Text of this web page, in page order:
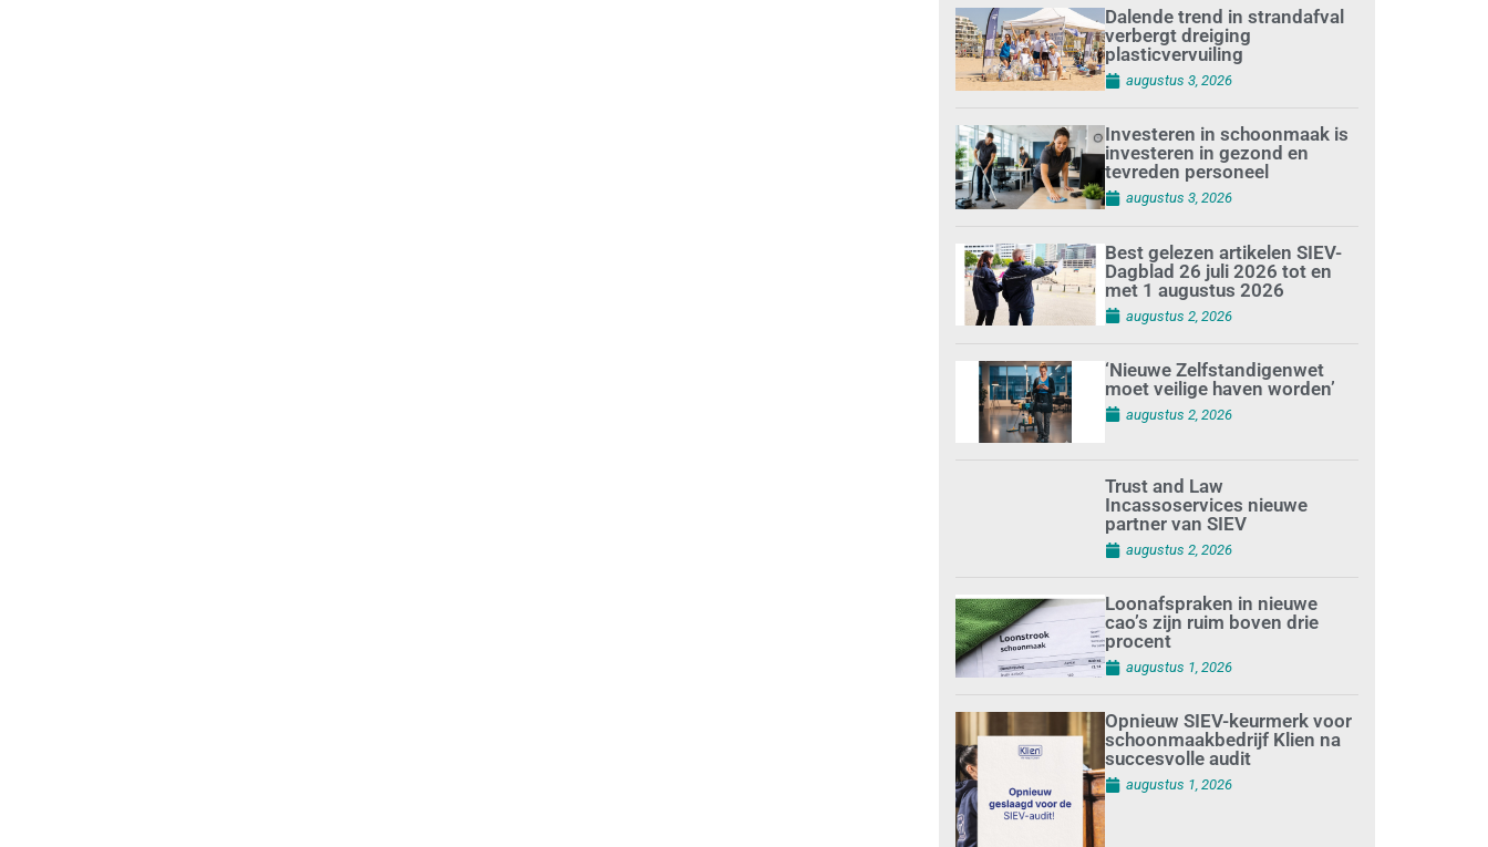
Dalende trend in strandafval
verbergt dreiging
plasticvervuiling
augustus 3, 2026
Investeren in schoonmaak is
investeren in gezond en
tevreden personeel
augustus 3, 2026
Best gelezen artikelen SIEV-
Dagblad 26 juli 2026 tot en
met 1 augustus 2026
augustus 2, 2026
‘Nieuwe Zelfstandigenwet
moet veilige haven worden’
augustus 2, 2026
Trust and Law
Incassoservices nieuwe
partner van SIEV
augustus 2, 2026
Loonafspraken in nieuwe
cao’s zijn ruim boven drie
procent
augustus 1, 2026
Opnieuw SIEV-keurmerk voor
schoonmaakbedrijf Klien na
succesvolle audit
augustus 1, 2026